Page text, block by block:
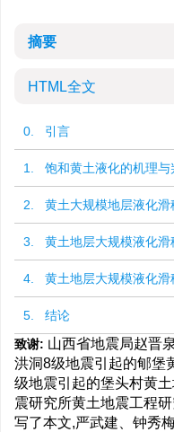
摘要
HTML全文
0. 引言
1. 饱和黄土液化的机理与
2. 黄土大规模地层液化滑
3. 黄土地层大规模液化滑
4. 黄土地层大规模液化滑
5. 结论
致谢: 山西省地震局赵晋
洪洞8级地震引起的郇堡
级地震引起的堡头村黄
震研究所黄土地震工程
写了本文,严武建、钟秀